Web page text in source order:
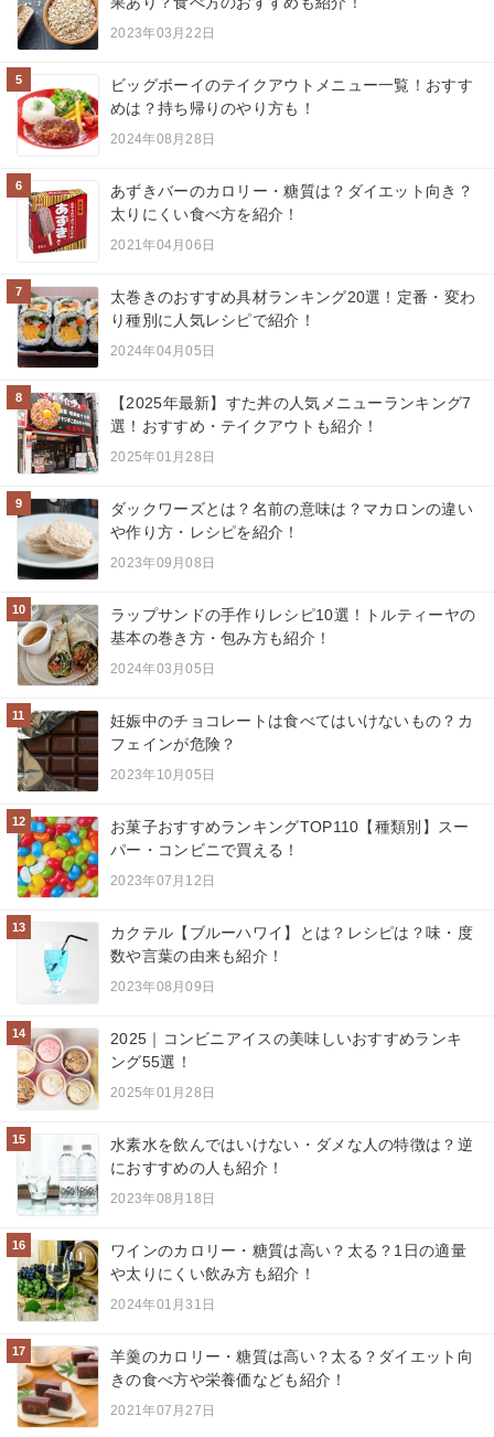
2023年03月22日
5
ビッグボーイのテイクアウトメニュー一覧！おすす
めは？持ち帰りのやり方も！
2024年08月28日
6
あずきバーのカロリー・糖質は？ダイエット向き？
太りにくい食べ方を紹介！
2021年04月06日
7
太巻きのおすすめ具材ランキング20選！定番・変わ
り種別に人気レシピで紹介！
2024年04月05日
8
【2025年最新】すた丼の人気メニューランキング7
選！おすすめ・テイクアウトも紹介！
2025年01月28日
9
ダックワーズとは？名前の意味は？マカロンの違い
や作り方・レシピを紹介！
2023年09月08日
10
ラップサンドの手作りレシピ10選！トルティーヤの
基本の巻き方・包み方も紹介！
2024年03月05日
11
妊娠中のチョコレートは食べてはいけないもの？カ
フェインが危険？
2023年10月05日
12
お菓子おすすめランキングTOP110【種類別】スー
パー・コンビニで買える！
2023年07月12日
13
カクテル【ブルーハワイ】とは？レシピは？味・度
数や言葉の由来も紹介！
2023年08月09日
14
2025｜コンビニアイスの美味しいおすすめランキ
ング55選！
2025年01月28日
15
水素水を飲んではいけない・ダメな人の特徴は？逆
におすすめの人も紹介！
2023年08月18日
16
ワインのカロリー・糖質は高い？太る？1日の適量
や太りにくい飲み方も紹介！
2024年01月31日
17
羊羹のカロリー・糖質は高い？太る？ダイエット向
きの食べ方や栄養価なども紹介！
2021年07月27日